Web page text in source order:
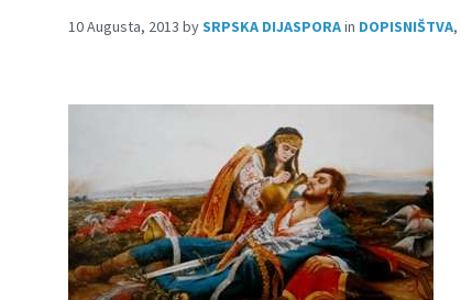
10 Augusta, 2013 bySRPSKA DIJASPORAin DOPISNIŠTVA,